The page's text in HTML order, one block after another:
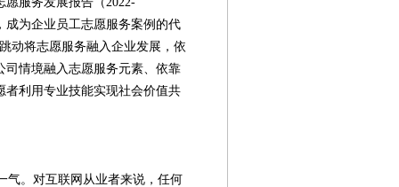
成为企业员工志愿服务案例的代
动将志愿服务融入企业发展，依
司情境融入志愿服务元素、依靠
者利用专业技能实现社会价值共
。对互联网从业者来说，任何